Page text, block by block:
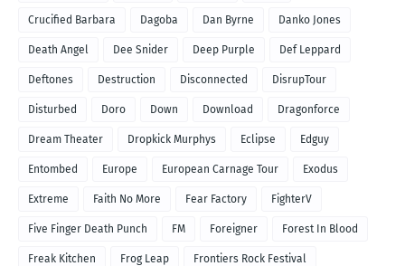
Crucified Barbara Dagoba Dan Byrne Danko Jones
Death Angel Dee Snider Deep Purple Def Leppard
Deftones Destruction Disconnected DisrupTour
Disturbed Doro Down Download Dragonforce
Dream Theater Dropkick Murphys Eclipse Edguy
Entombed Europe European Carnage Tour Exodus
Extreme Faith No More Fear Factory FighterV
Five Finger Death Punch FM Foreigner Forest In Blood
Freak Kitchen Frog Leap Frontiers Rock Festival